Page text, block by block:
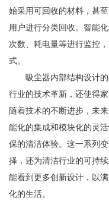
始采用可回收的材料，甚
用户进行分类回收。智能
次数、耗电量等进行监控
式。
吸尘器内部结构设计
行业的技术革新，还使得
随着技术的不断进步，未
能化的集成和模块化的灵
保的清洁体验。这一系列
择，还为清洁行业的可持
能看到更多创新设计，以
化的生活。